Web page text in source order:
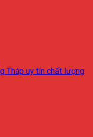
Tháp uy tín chất lượng